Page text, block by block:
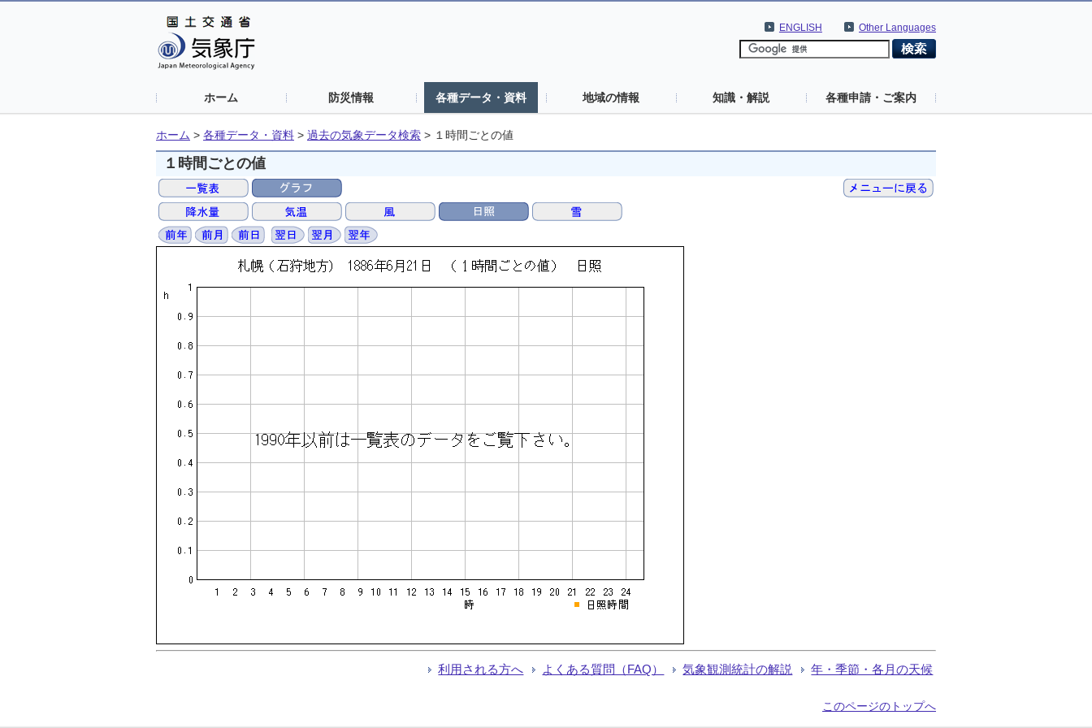
Other Languages
ENGLISH
ホーム 防災情報 各種データ・資料 地域の情報 知識・解説 各種申請・ご案内
ホーム > 各種データ・資料 > 過去の気象データ検索 > １時間ごとの値
１時間ごとの値
利用される方へ よくある質問（FAQ） 気象観測統計の解説 年・季節・各月の天候
このページのトップへ